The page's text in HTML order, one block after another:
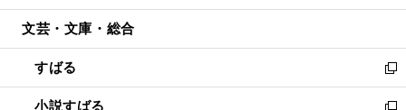
開
ウ
開
く
ン
ウ
で
開
く
ウ
ン
ド
ウ
で
文芸・文庫・総合
すばる
新
し
小説すばる